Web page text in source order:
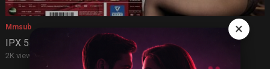
Mmsub
IPX 541 (mmsub)
2K views 3 years ago
×